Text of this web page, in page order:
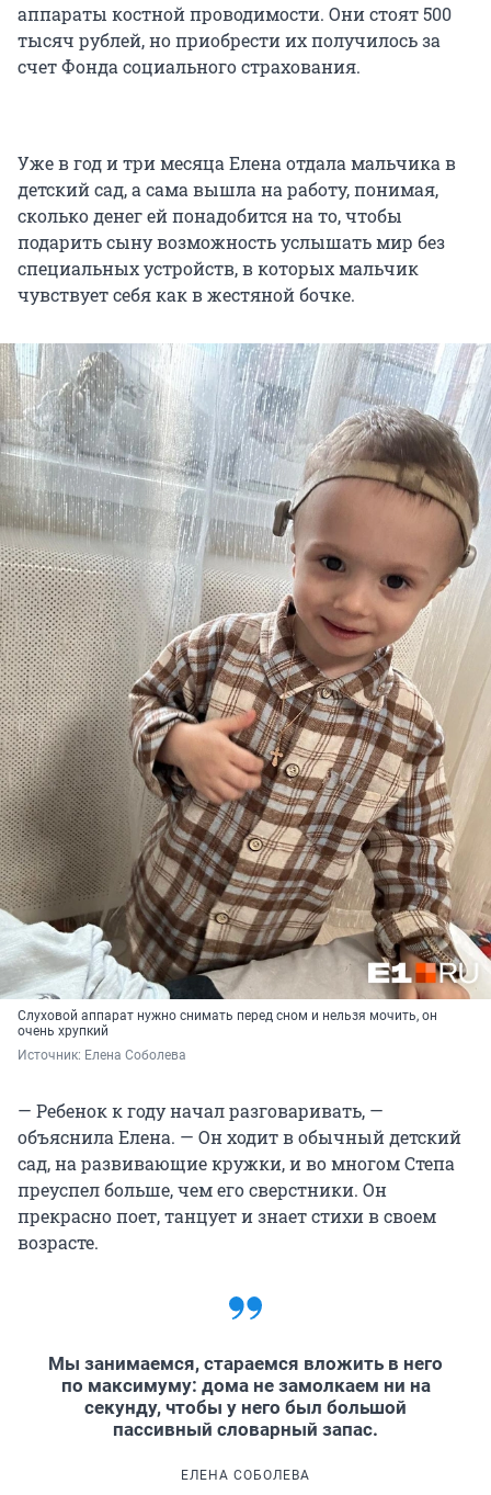
аппараты костной проводимости. Они стоят 500
тысяч рублей, но приобрести их получилось за
счет Фонда социального страхования.
Уже в год и три месяца Елена отдала мальчика в
детский сад, а сама вышла на работу, понимая,
сколько денег ей понадобится на то, чтобы
подарить сыну возможность услышать мир без
специальных устройств, в которых мальчик
чувствует себя как в жестяной бочке.
Слуховой аппарат нужно снимать перед сном и нельзя мочить, он
очень хрупкий
Источник: Елена Соболева
— Ребенок к году начал разговаривать, —
объяснила Елена. — Он ходит в обычный детский
сад, на развивающие кружки, и во многом Степа
преуспел больше, чем его сверстники. Он
прекрасно поет, танцует и знает стихи в своем
возрасте.
Мы занимаемся, стараемся вложить в него
по максимуму: дома не замолкаем ни на
секунду, чтобы у него был большой
пассивный словарный запас.
ЕЛЕНА СОБОЛЕВА